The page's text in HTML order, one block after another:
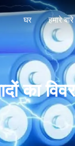
घर हमारे
का